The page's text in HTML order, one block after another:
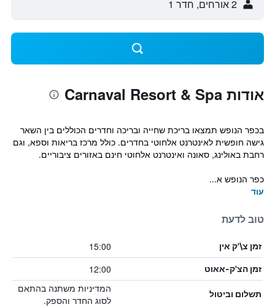
2 אורחים, חדר 1
אודות Carnaval Resort & Spa
בכפר הנופש תמצאו בריכת שחייה ובריכה וחדרים הכוללים בין השאר
גישה חופשית לאינטרנט אלחוטי בחדרים. כולל מרכז בריאות וספא, וגם
רחבת באולינג, סאונה ואינטרנט אלחוטי חינם באזורים ציבוריים.
כפר הנופש א...
עוד
טוב לדעת
זמן צ\'ק אין 15:00
זמן הצ'ק-אאוט 12:00
תשלום וביטול
המדיניות משתנה בהתאם
לסוג החדר והספק.